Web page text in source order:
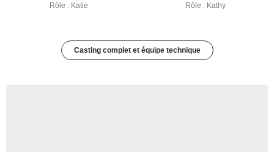
Rôle : Katie Rôle : Kathy
Casting complet et équipe technique